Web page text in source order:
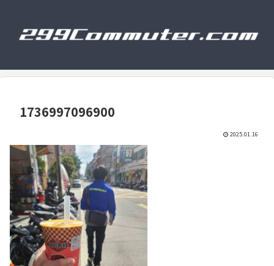
1736997096900
2025.01.16